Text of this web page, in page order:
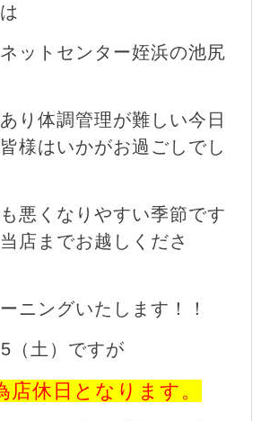
ットセンター姪浜の池尻
り体調管理が難しい今日
様はいかがお過ごしでし
悪くなりやすい季節です
店までお越しくださ
ニングいたします！！
（土）ですが
店休日となります。